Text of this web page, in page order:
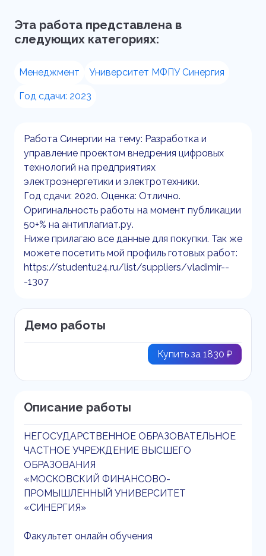
Эта работа представлена в
следующих категориях:
Менеджмент Университет МФПУ Синергия
Год сдачи: 2023
Работа Синергии на тему: Разработка и
управление проектом внедрения цифровых
технологий на предприятиях
электроэнергетики и электротехники.
Год сдачи: 2020. Оценка: Отлично.
Оригинальность работы на момент публикации
50+% на антиплагиат.ру.
Ниже прилагаю все данные для покупки. Так же
можете посетить мой профиль готовых работ:
https://studentu24.ru/list/suppliers/vladimir--
-1307
Демо работы
Купить за 1830 ₽
Описание работы
НЕГОСУДАРСТВЕННОЕ ОБРАЗОВАТЕЛЬНОЕ
ЧАСТНОЕ УЧРЕЖДЕНИЕ ВЫСШЕГО
ОБРАЗОВАНИЯ
«МОСКОВСКИЙ ФИНАНСОВО-
ПРОМЫШЛЕННЫЙ УНИВЕРСИТЕТ
«СИНЕРГИЯ»
Факультет онлайн обучения